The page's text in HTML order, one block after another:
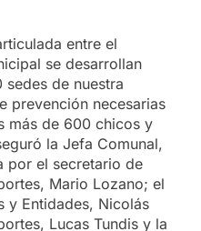
entre el
se desarrollan
sedes de nuestra
prevención necesarias
más de 600 chicos y
la Jefa Comunal,
por el secretario de
Mario Lozano; el
y Entidades, Nicolás
Lucas Tundis y la